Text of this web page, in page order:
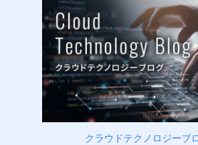
クラウドテクノロジーブ